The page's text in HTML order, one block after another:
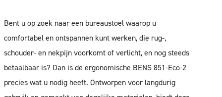
Bent u op zoek naar een bureaustoel waarop u
comfortabel en ontspannen kunt werken, die rug-,
schouder- en nekpijn voorkomt of verlicht, en nog steeds
betaalbaar is? Dan is de ergonomische BENS 851-Eco-2
precies wat u nodig heeft. Ontworpen voor langdurig